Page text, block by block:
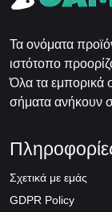
Τα ονόματα
ιστότοπο
Όλα τα εμπορικά
σήματα ανήκουν
Σχετικά με εμάς
GDPR Policy